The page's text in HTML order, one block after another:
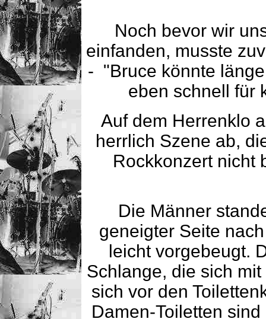
Noch bevor wir
einfanden, musste
- "Bruce könnte
eben schnell für
Auf dem Herrenklo
herrlich Szene ab,
Rockkonzert nicht
Die Männer
geneigter Seite
leicht vorgebeugt.
Schlange, die sich
sich vor den
Damen-Toiletten